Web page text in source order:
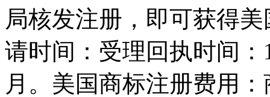
局核发注册，即可获得
请时间：受理回执时间
月。美国商标注册费用